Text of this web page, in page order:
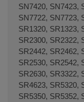
SN7420, SN7423,
SN7722, SN7723,
SR1320, SR1323,
SR2300, SR2322,
SR2442, SR2462,
SR2530, SR2542,
SR2630, SR3322,
SR4623, SR5320,
SR5350, SR5352,